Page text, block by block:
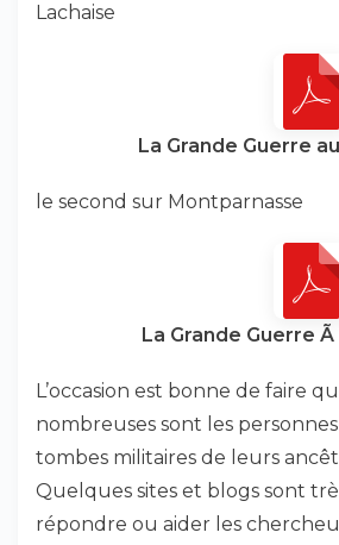
Lachaise
La Grande Guerre
le second sur Montparnasse
La Grande Guerre
L’occasion est bonne de faire
nombreuses sont les
tombes militaires de leurs
Quelques sites et blogs sont
répondre ou aider les